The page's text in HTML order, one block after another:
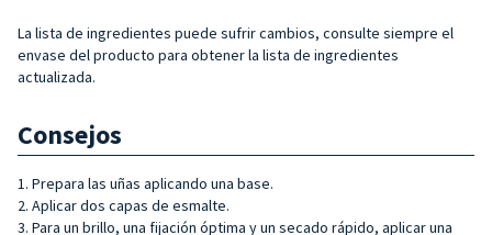
La lista de ingredientes puede sufrir cambios, consulte siempre el
envase del producto para obtener la lista de ingredientes
actualizada.
Consejos
1. Prepara las uñas aplicando una base.
2. Aplicar dos capas de esmalte.
3. Para un brillo, una fijación óptima y un secado rápido, aplicar una